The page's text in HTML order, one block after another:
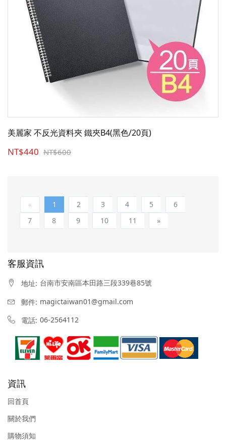
美麗家 不反光資料夾 鐵夾B4(黑色/20頁)
NT$440 NT$600
« 1 2 3 4 5
6
7
8 9 10 11 »
客服資訊
地址: 台南市安南區本田路三段339巷85號
郵件: magictaiwan01@gmail.com
電話: 06-2564112
資訊
回首頁
關於我們
購物須知